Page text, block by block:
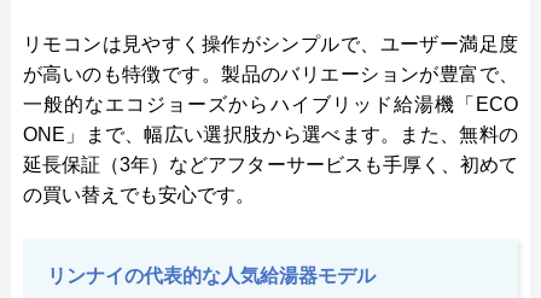
リモコンは見やすく操作がシンプルで、ユーザー満足度
が高いのも特徴です。製品のバリエーションが豊富で、
一般的なエコジョーズからハイブリッド給湯機「ECO
ONE」まで、幅広い選択肢から選べます。また、無料の
延長保証（3年）などアフターサービスも手厚く、初めて
の買い替えでも安心です。
リンナイの代表的な人気給湯器モデル